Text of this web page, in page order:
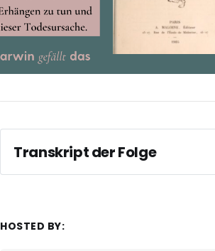
Transkript der Folge
Anna Bühler
HOSTED BY: